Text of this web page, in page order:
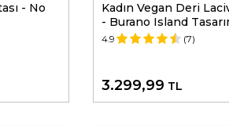
- No
Kadın Vegan Deri
- Burano Island
4.9 (7)
3.299,99 TL